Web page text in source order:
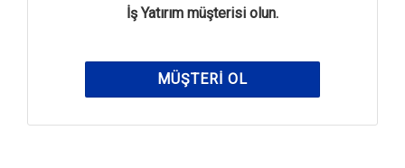
İş Yatırım müşterisi olun.
MÜŞTERI OL